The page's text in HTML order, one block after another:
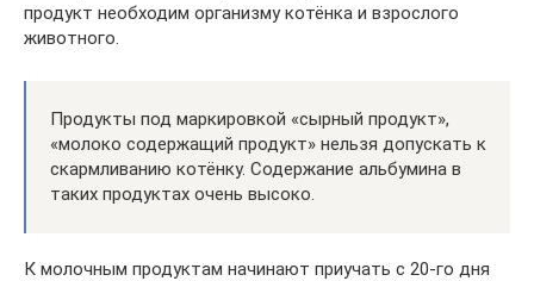
продукт необходим организму котёнка и взрослого
животного.
Продукты под маркировкой «сырный продукт»,
«молоко содержащий продукт» нельзя допускать к
скармливанию котёнку. Содержание альбумина в
таких продуктах очень высоко.
К молочным продуктам начинают приучать с 20-го дня